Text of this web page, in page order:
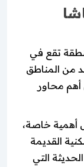
تقع في
من المناطق
أهم محاور
أهمية خاصة،
القديمة
التي